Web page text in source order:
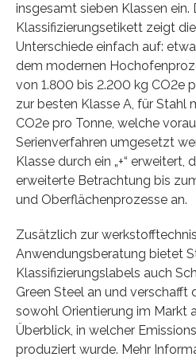
insgesamt sieben Klassen ein.
Klassifizierungsetikett zeigt
Unterschiede einfach auf:
dem modernen
von 1.800 bis 2.200 kg CO2e
zur besten Klasse A, für Stahl
CO2e pro Tonne, welche
Serienverfahren umgesetzt
Klasse durch ein „+“
erweiterte Betrachtung bis
und Oberflächenprozesse an.
Zusätzlich zur
Anwendungsberatung bietet
Klassifizierungslabels auch
Green Steel an und verschafft
sowohl Orientierung im Markt
Überblick, in welcher
produziert wurde. Mehr